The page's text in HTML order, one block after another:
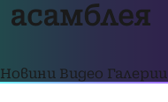
асамблея
Новини Видео Галерии